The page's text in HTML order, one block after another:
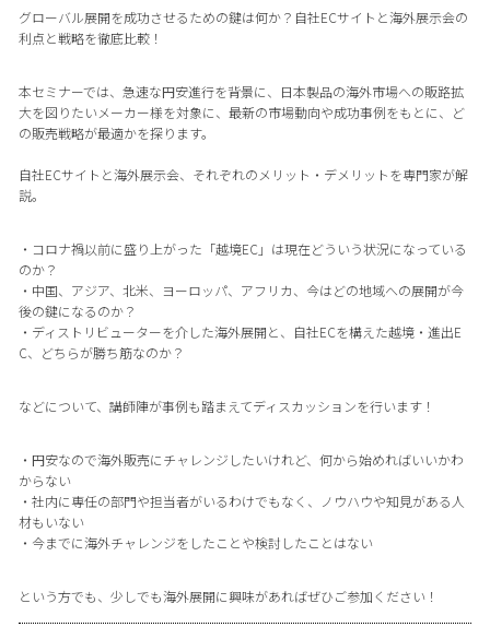
グローバル展開を成功させるための鍵は何か？自社ECサイトと海外展示会の
利点と戦略を徹底比較！
本セミナーでは、急速な円安進行を背景に、日本製品の海外市場への販路拡
大を図りたいメーカー様を対象に、最新の市場動向や成功事例をもとに、ど
の販売戦略が最適かを探ります。
自社ECサイトと海外展示会、それぞれのメリット・デメリットを専門家が解
説。
・コロナ禍以前に盛り上がった「越境EC」は現在どういう状況になっている
のか？
・中国、アジア、北米、ヨーロッパ、アフリカ、今はどの地域への展開が今
後の鍵になるのか？
・ディストリビューターを介した海外展開と、自社ECを構えた越境・進出E
C、どちらが勝ち筋なのか？
などについて、講師陣が事例も踏まえてディスカッションを行います！
・円安なので海外販売にチャレンジしたいけれど、何から始めればいいかわ
からない
・社内に専任の部門や担当者がいるわけでもなく、ノウハウや知見がある人
材もいない
・今までに海外チャレンジをしたことや検討したことはない
という方でも、少しでも海外展開に興味があればぜひご参加ください！